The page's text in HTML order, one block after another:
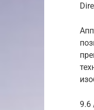
9.6